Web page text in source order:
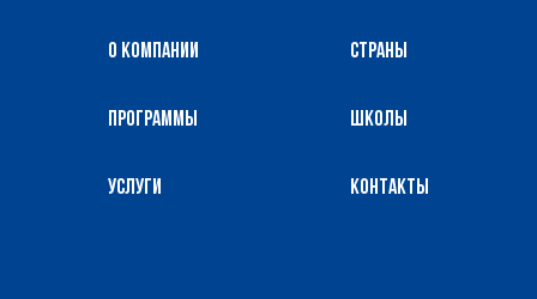
О компании
Программы
Услуги
Страны
Школы
Контакты